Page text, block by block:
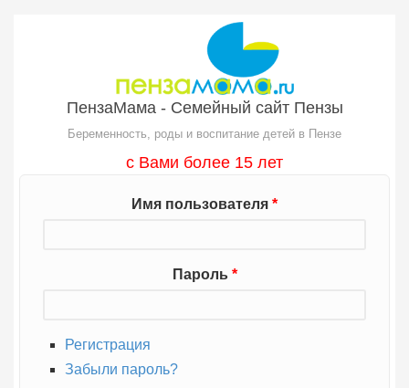
ПензаМама - Семейный сайт Пензы
Беременность, роды и воспитание детей в Пензе
с Вами более 15 лет
Имя пользователя *
Пароль *
Регистрация
Забыли пароль?